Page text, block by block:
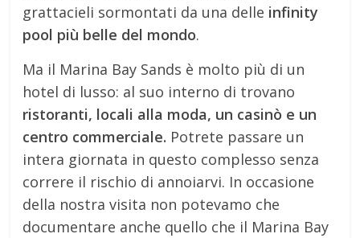
grattacieli sormontati da una delle infinity
pool più belle del mondo.
Ma il Marina Bay Sands è molto più di un
hotel di lusso: al suo interno di trovano
ristoranti, locali alla moda, un casinò e un
centro commerciale. Potrete passare un
intera giornata in questo complesso senza
correre il rischio di annoiarvi. In occasione
della nostra visita non potevamo che
documentare anche quello che il Marina Bay